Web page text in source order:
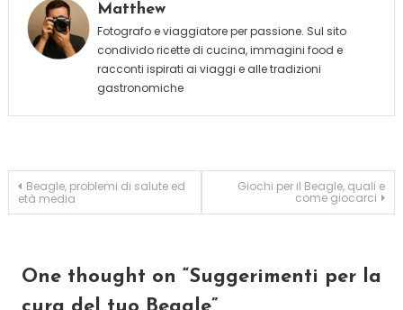
Matthew
Fotografo e viaggiatore per passione. Sul sito
condivido ricette di cucina, immagini food e
racconti ispirati ai viaggi e alle tradizioni
gastronomiche
Navigazione
Beagle, problemi di salute ed
età media
Giochi per il Beagle, quali e
come giocarci
One thought on “Suggerimenti per la